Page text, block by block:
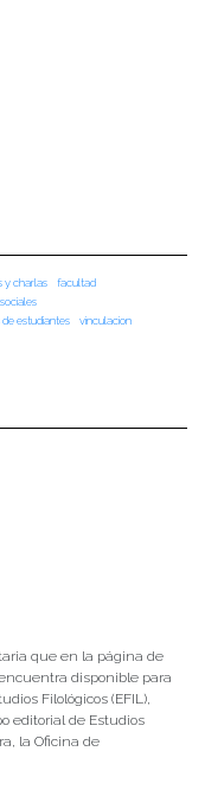
y charlas
facultad
de estudiantes
vinculacion
que en la página de
disponible para
Filológicos (EFIL),
editorial de Estudios
la Oficina de